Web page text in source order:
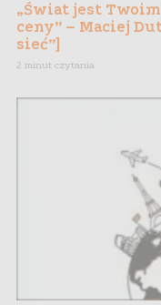
„Świat jest
ceny” – Maciej
sieć”]
2 minut czytania